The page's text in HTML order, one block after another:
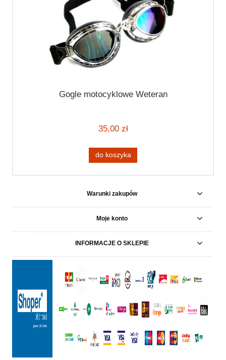
Gogle motocyklowe Weteran
35,00 zł
do koszyka
Warunki zakupów
Moje konto
INFORMACJE O SKLEPIE